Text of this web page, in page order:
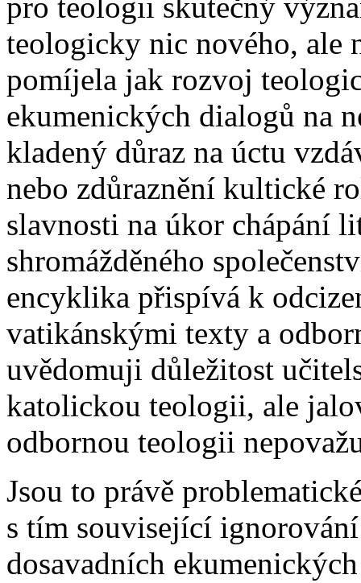
teologicky nic nového, ale
pomíjela jak rozvoj
ekumenických dialogů na
kladený důraz na úctu
nebo zdůraznění kultické
slavnosti na úkor chápání
shromážděného
encyklika přispívá k
vatikánskými texty a
uvědomuji důležitost
katolickou teologii, ale
odbornou teologii
Jsou to právě
s tím související
dosavadních